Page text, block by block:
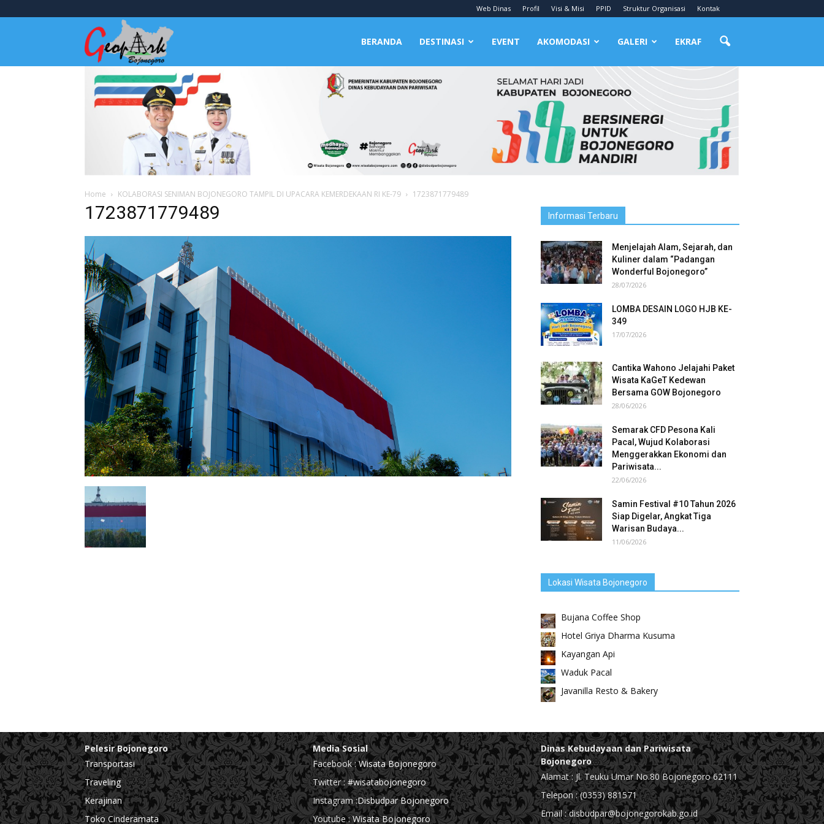
Web Dinas Profil Visi & Misi PPID Struktur Organisasi Kontak
Bojonegoro
BERANDA DESTINASI EVENT AKOMODASI GALERI EKRAF
Home KOLABORASI SENIMAN BOJONEGORO TAMPIL DI UPACARA KEMERDEKAAN RI KE-79 1723871779489
1723871779489 Informasi Terbaru
Menjelajah Alam, Sejarah, dan
Kuliner dalam “Padangan
Wonderful Bojonegoro”
28/07/2026
LOMBA DESAIN LOGO HJB KE-
349
17/07/2026
Cantika Wahono Jelajahi Paket
Wisata KaGeT Kedewan
Bersama GOW Bojonegoro
28/06/2026
Semarak CFD Pesona Kali
Pacal, Wujud Kolaborasi
Menggerakkan Ekonomi dan
Pariwisata...
22/06/2026
Samin Festival #10 Tahun 2026
Siap Digelar, Angkat Tiga
Warisan Budaya...
11/06/2026
Lokasi Wisata Bojonegoro
Bujana Coffee Shop
Hotel Griya Dharma Kusuma
Kayangan Api
Waduk Pacal
Javanilla Resto & Bakery
Pelesir Bojonegoro
Transportasi
Traveling
Kerajinan
Toko Cinderamata
Media Sosial
Facebook :Wisata Bojonegoro
Twitter :#wisatabojonegoro
Instagram :Disbudpar Bojonegoro
Youtube :Wisata Bojonegoro
Dinas Kebudayaan dan Pariwisata
Bojonegoro
Alamat : Jl. Teuku Umar No.80 Bojonegoro 62111
Telepon : (0353) 881571
Email : disbudpar@bojonegorokab.go.id